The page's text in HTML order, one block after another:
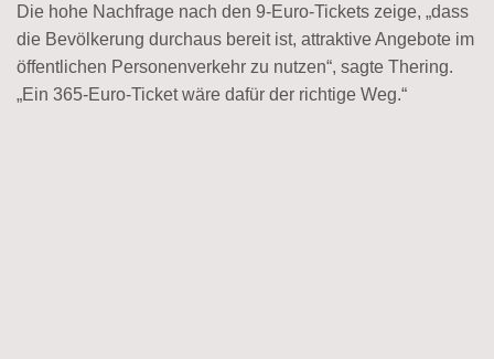
Die hohe Nachfrage nach den 9-Euro-Tickets zeige, „dass
die Bevölkerung durchaus bereit ist, attraktive Angebote im
öffentlichen Personenverkehr zu nutzen“, sagte Thering.
„Ein 365-Euro-Ticket wäre dafür der richtige Weg.“